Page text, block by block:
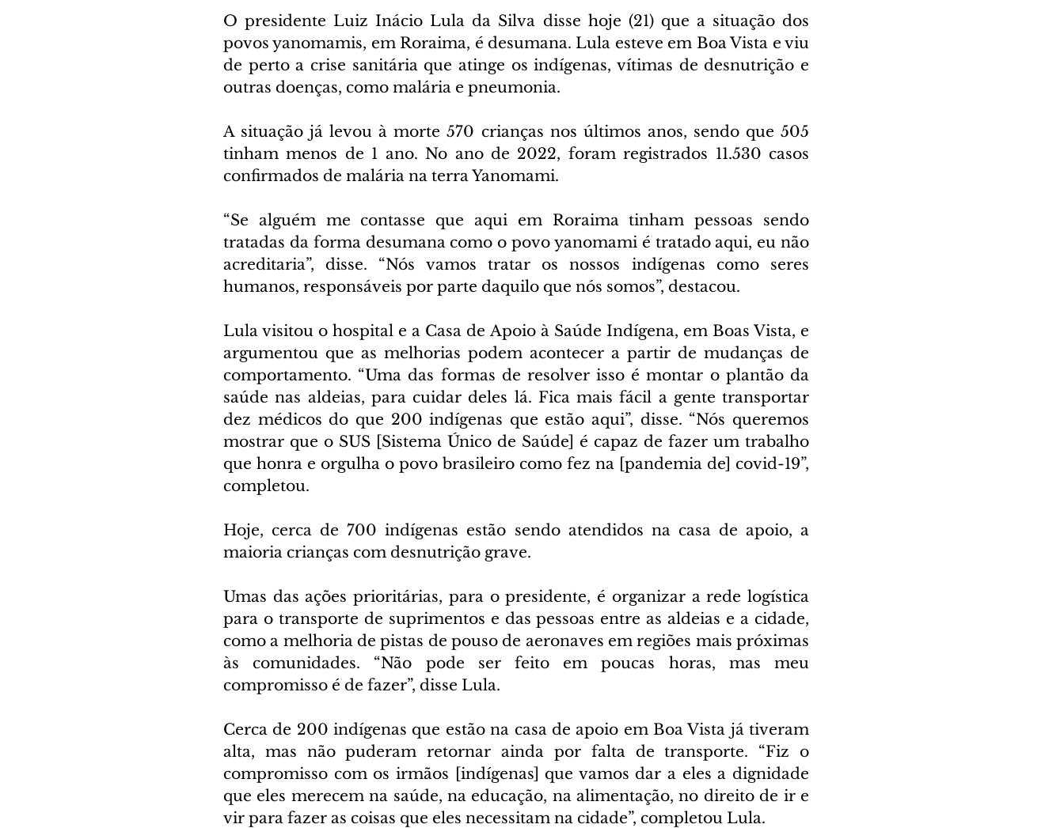
O presidente Luiz Inácio Lula da Silva disse hoje (21) que a situação dos
povos yanomamis, em Roraima, é desumana. Lula esteve em Boa Vista e viu
de perto a crise sanitária que atinge os indígenas, vítimas de desnutrição e
outras doenças, como malária e pneumonia.
A situação já levou à morte 570 crianças nos últimos anos, sendo que 505
tinham menos de 1 ano. No ano de 2022, foram registrados 11.530 casos
confirmados de malária na terra Yanomami.
“Se alguém me contasse que aqui em Roraima tinham pessoas sendo
tratadas da forma desumana como o povo yanomami é tratado aqui, eu não
acreditaria”, disse. “Nós vamos tratar os nossos indígenas como seres
humanos, responsáveis por parte daquilo que nós somos”, destacou.
Lula visitou o hospital e a Casa de Apoio à Saúde Indígena, em Boas Vista, e
argumentou que as melhorias podem acontecer a partir de mudanças de
comportamento. “Uma das formas de resolver isso é montar o plantão da
saúde nas aldeias, para cuidar deles lá. Fica mais fácil a gente transportar
dez médicos do que 200 indígenas que estão aqui”, disse. “Nós queremos
mostrar que o SUS [Sistema Único de Saúde] é capaz de fazer um trabalho
que honra e orgulha o povo brasileiro como fez na [pandemia de] covid-19”,
completou.
Hoje, cerca de 700 indígenas estão sendo atendidos na casa de apoio, a
maioria crianças com desnutrição grave.
Umas das ações prioritárias, para o presidente, é organizar a rede logística
para o transporte de suprimentos e das pessoas entre as aldeias e a cidade,
como a melhoria de pistas de pouso de aeronaves em regiões mais próximas
às comunidades. “Não pode ser feito em poucas horas, mas meu
compromisso é de fazer”, disse Lula.
Cerca de 200 indígenas que estão na casa de apoio em Boa Vista já tiveram
alta, mas não puderam retornar ainda por falta de transporte. “Fiz o
compromisso com os irmãos [indígenas] que vamos dar a eles a dignidade
que eles merecem na saúde, na educação, na alimentação, no direito de ir e
vir para fazer as coisas que eles necessitam na cidade”, completou Lula.